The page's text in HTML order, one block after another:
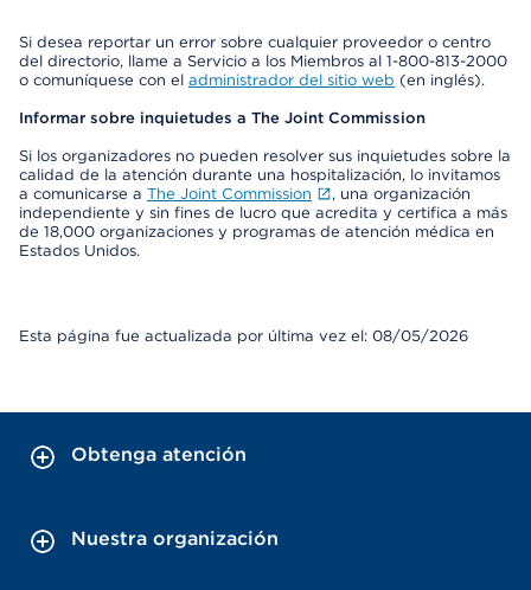
Si desea reportar un error sobre cualquier proveedor o centro
del directorio, llame a Servicio a los Miembros al 1-800-813-2000
o comuníquese con el administrador del sitio web (en inglés).
Informar sobre inquietudes a The Joint Commission
Si los organizadores no pueden resolver sus inquietudes sobre la
calidad de la atención durante una hospitalización, lo invitamos
a comunicarse a The Joint Commission
, una organización
independiente y sin fines de lucro que acredita y certifica a más
de 18,000 organizaciones y programas de atención médica en
Estados Unidos.
Esta página fue actualizada por última vez el: 08/05/2026
Obtenga atención
Nuestra organización